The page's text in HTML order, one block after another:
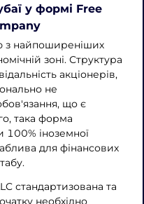
у формі Free
з найпоширеніших
зоні. Структура
акціонерів,
не
що є
така форма
100% іноземної
для фінансових
стандартизована та